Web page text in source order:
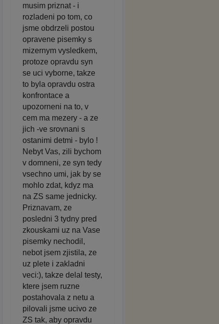
musim priznat - i
rozladeni po tom, co
jsme obdrzeli postou
opravene pisemky s
mizernym vysledkem,
protoze opravdu syn
se uci vyborne, takze
to byla opravdu ostra
konfrontace a
upozorneni na to, v
cem ma mezery - a ze
jich -ve srovnani s
ostanimi detmi - bylo !
Nebyt Vas, zili bychom
v domneni, ze syn tedy
vsechno umi, jak by se
mohlo zdat, kdyz ma
na ZS same jednicky.
Priznavam, ze
posledni 3 tydny pred
zkouskami uz na Vase
pisemky nechodil,
nebot jsem zjistila, ze
uz plete i zakladni
veci:), takze delal testy,
ktere jsem ruzne
postahovala z netu a
pilovali jsme ucivo ze
ZS tak, aby opravdu